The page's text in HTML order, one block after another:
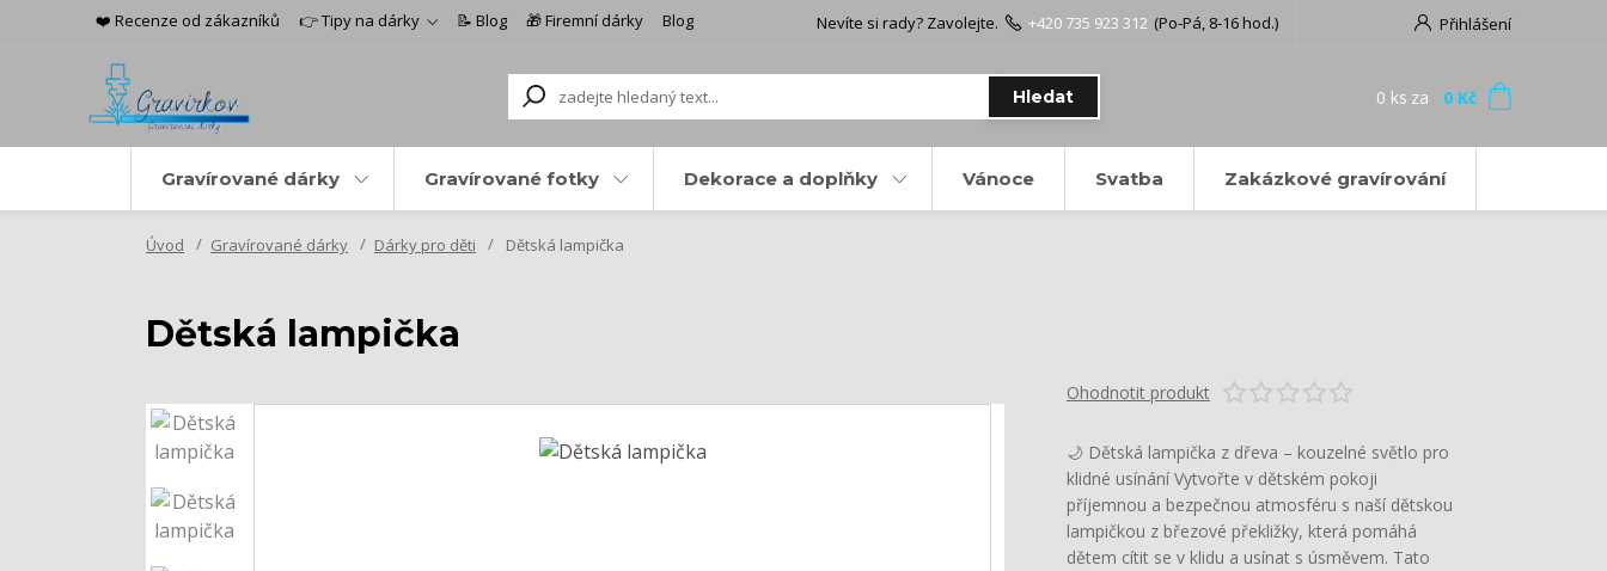
❤️ Recenze od zákazníků 👉 Tipy na dárky 📝 Blog 🎁 Firemní dárky Blog Přihlášení
Hledat
Nevíte si rady? Zavolejte. +420 735 923 312 (Po-Pá, 8-16 hod.)
0 ks za 0 Kč
Gravírované dárky Gravírované fotky Dekorace a doplňky Vánoce Svatba Zakázkové gravírování
Úvod Gravírované dárky Dárky pro děti Dětská lampička
Dětská lampička
Ohodnotit produkt
🌙 Dětská lampička z dřeva – kouzelné světlo pro
klidné usínání Vytvořte v dětském pokoji
příjemnou a bezpečnou atmosféru s naší dětskou
lampičkou z březové překližky, která pomáhá
dětem cítit se v klidu a usínat s úsměvem. Tato